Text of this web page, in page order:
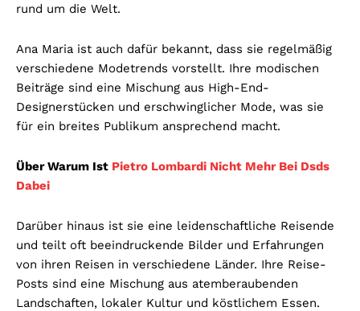
rund um die Welt.
Ana Maria ist auch dafür bekannt, dass sie regelmäßig
verschiedene Modetrends vorstellt. Ihre modischen
Beiträge sind eine Mischung aus High-End-
Designerstücken und erschwinglicher Mode, was sie
für ein breites Publikum ansprechend macht.
Über Warum Ist Pietro Lombardi Nicht Mehr Bei Dsds
Dabei
Darüber hinaus ist sie eine leidenschaftliche Reisende
und teilt oft beeindruckende Bilder und Erfahrungen
von ihren Reisen in verschiedene Länder. Ihre Reise-
Posts sind eine Mischung aus atemberaubenden
Landschaften, lokaler Kultur und köstlichem Essen.